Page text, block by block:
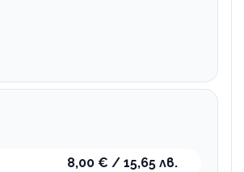
8,00 € / 15,65 лв.